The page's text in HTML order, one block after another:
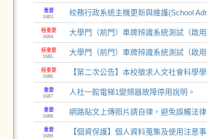
重要
1683.
校務行政系統主機更新與維護(School
極重要
1684.
大學門（前門）車牌辨識系統測試（啟
極重要
1685.
大學門（前門）車牌辨識系統測試（啟
極重要
1686.
【第二次公告】本校徵求人文社會科學
重要
1687.
人社一館電梯1變頻器故障停用說明。
重要
1688.
網路貼文上傳照片請自律，避免誤觸法律
重要
1689.
【個資保護】個人資料蒐集及使用注意